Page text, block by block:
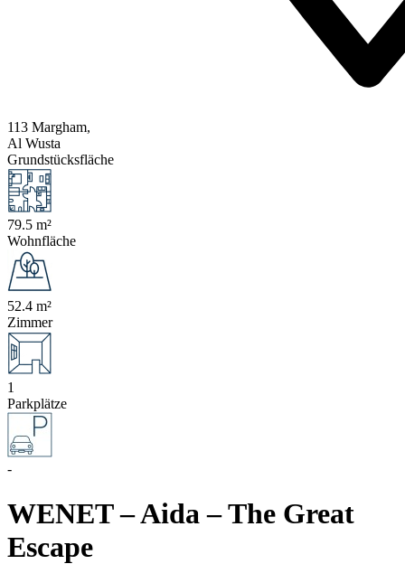
113 Margham,
Al Wusta
Grundstücksfläche
79.5 m²
Wohnfläche
52.4 m²
Zimmer
1
Parkplätze
-
WENET – Aida – The Great
Escape